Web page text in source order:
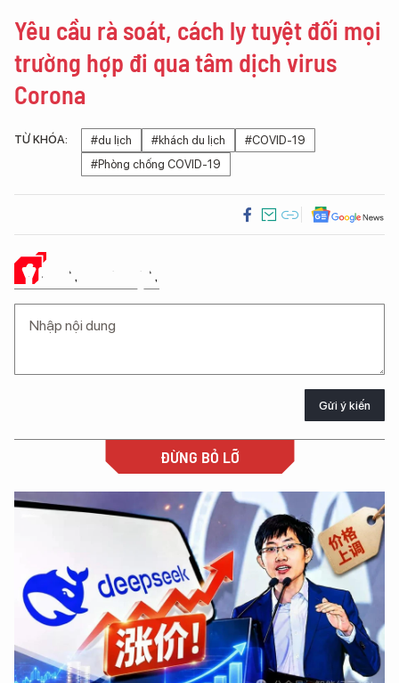
Yêu cầu rà soát, cách ly tuyệt đối mọi
trường hợp đi qua tâm dịch virus
Corona
TỪ KHÓA: #du lịch #khách du lịch
#COVID-19
#Phòng chống COVID-19
Ý KIẾN CỦA BẠN
Gửi ý kiến
ĐỪNG BỎ LỠ